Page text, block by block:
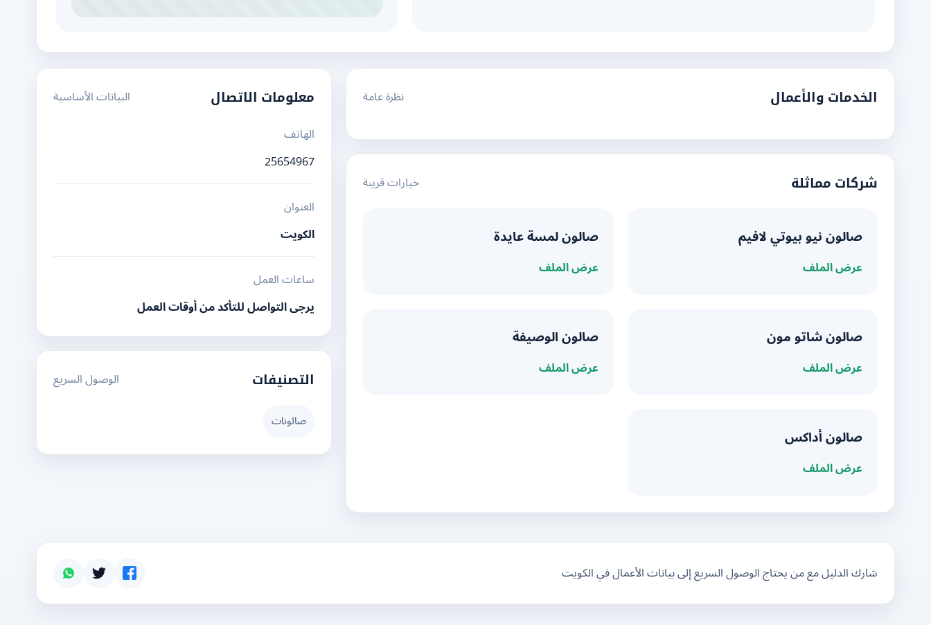
الخدمات والأعمال نظرة عامة
شركات مماثلة خيارات قريبة
صالون نيو بيوتي لافيم
عرض الملف
صالون لمسة عايدة
عرض الملف
صالون شاتو مون
عرض الملف
صالون الوصيفة
عرض الملف
صالون أداكس
عرض الملف
معلومات الاتصال
البيانات الأساسية
الهاتف
25654967
العنوان
الكويت
ساعات العمل
يرجى التواصل للتأكد من أوقات العمل
التصنيفات الوصول السريع
صالونات
شارك الدليل مع من يحتاج الوصول السريع إلى بيانات الأعمال في الكويت